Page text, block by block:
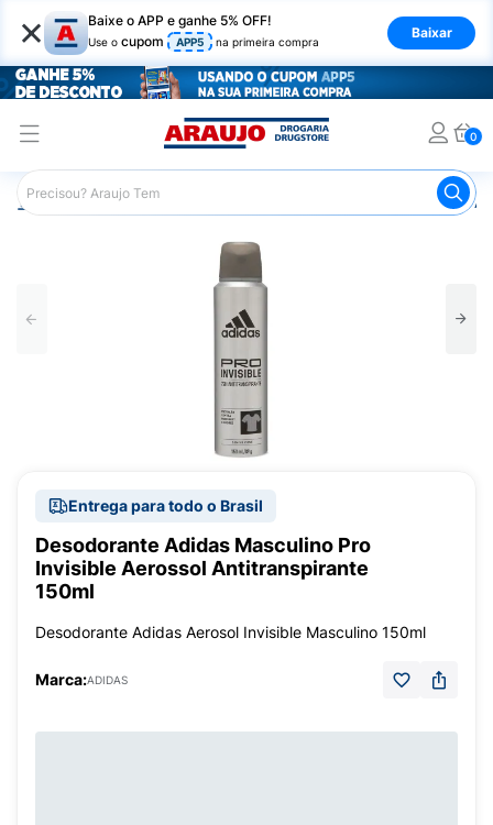
× Baixe o APP e ganhe 5% OFF!
Use o cupom APP5 na primeira compra
Baixar
0
Araujo Higiene Pessoal Desodorante
Entrega para todo o Brasil
Desodorante Adidas Masculino Pro
Invisible Aerossol Antitranspirante
150ml
Desodorante Adidas Aerosol Invisible Masculino 150ml
Marca:ADIDAS